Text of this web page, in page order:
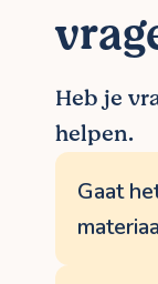
Heb je
helpen.
Gaat